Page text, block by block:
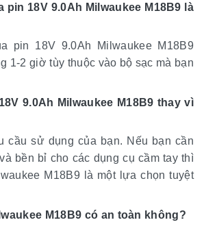
pin 18V 9.0Ah Milwaukee M18B9 là
pin 18V 9.0Ah Milwaukee M18B9
1-2 giờ tùy thuộc vào bộ sạc mà bạn
9.0Ah Milwaukee M18B9 thay vì
cầu sử dụng của bạn. Nếu bạn cần
bền bỉ cho các dụng cụ cầm tay thì
M18B9 là một lựa chọn tuyệt
M18B9 có an toàn không?